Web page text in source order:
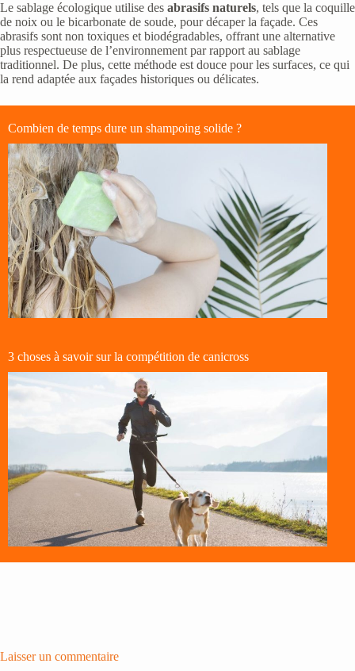
Le sablage écologique utilise des abrasifs naturels, tels que la coquille
de noix ou le bicarbonate de soude, pour décaper la façade. Ces
abrasifs sont non toxiques et biodégradables, offrant une alternative
plus respectueuse de l’environnement par rapport au sablage
traditionnel. De plus, cette méthode est douce pour les surfaces, ce qui
la rend adaptée aux façades historiques ou délicates.
Combien de temps dure un shampoing solide ?
3 choses à savoir sur la compétition de canicross
Laisser un commentaire